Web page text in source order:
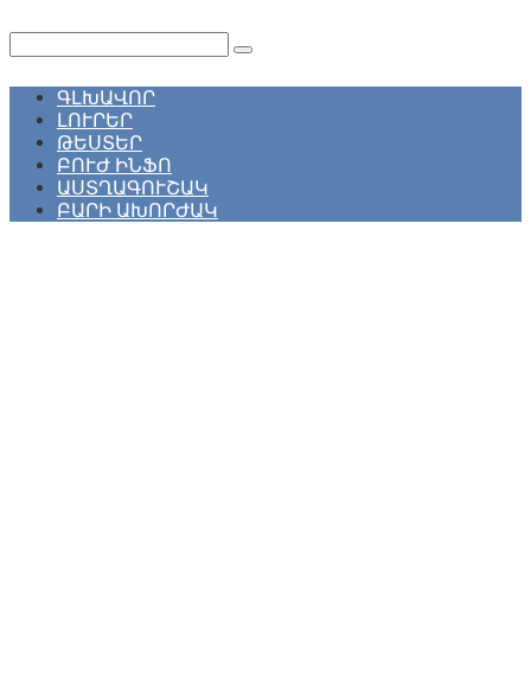
контенту
ԳԼԽԱՎՈՐ
ԼՈՒՐԵՐ
ԹԵՍՏԵՐ
ԲՈՒԺ ԻՆՖՈ
ԱՍՏՂԱԳՈՒՇԱԿ
ԲԱՐԻ ԱԽՈՐԺԱԿ